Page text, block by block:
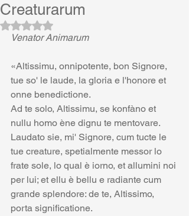
Creaturarum
Valutazione NaN stelle su 5.
Venator Animarum
«Altissimu, onnipotente, bon Signore,
tue so' le laude, la gloria e l'honore et
onne benedictione.
Ad te solo, Altissimu, se konfàno et
nullu homo ène dignu te mentovare.
Laudato sie, mi' Signore, cum tucte le
tue creature, spetialmente messor lo
frate sole, lo qual è iorno, et allumini noi
per lui; et ellu è bellu e radiante cum
grande splendore: de te, Altissimo,
porta significatione.